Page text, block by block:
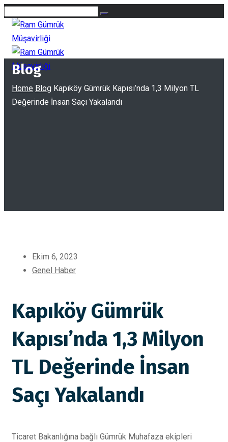
Blog
Home Blog Kapıköy Gümrük Kapısı’nda 1,3 Milyon TL
Değerinde İnsan Saçı Yakalandı
Ekim 6, 2023
Genel Haber
Kapıköy Gümrük
Kapısı’nda 1,3 Milyon
TL Değerinde İnsan
Saçı Yakalandı
Ticaret Bakanlığına bağlı Gümrük Muhafaza ekipleri